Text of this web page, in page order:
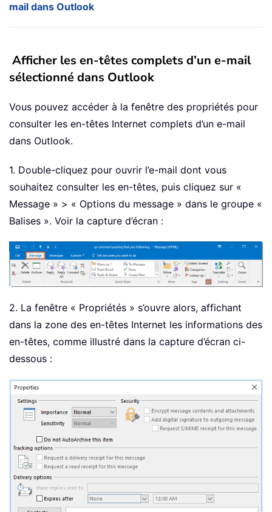
mail dans Outlook
Afficher les en-têtes complets d’un e-mail
sélectionné dans Outlook
Vous pouvez accéder à la fenêtre des propriétés pour
consulter les en-têtes Internet complets d’un e-mail
dans Outlook.
1. Double-cliquez pour ouvrir l’e-mail dont vous
souhaitez consulter les en-têtes, puis cliquez sur «
Message » > « Options du message » dans le groupe «
Balises ». Voir la capture d’écran :
2. La fenêtre « Propriétés » s’ouvre alors, affichant
dans la zone des en-têtes Internet les informations des
en-têtes, comme illustré dans la capture d’écran ci-
dessous :